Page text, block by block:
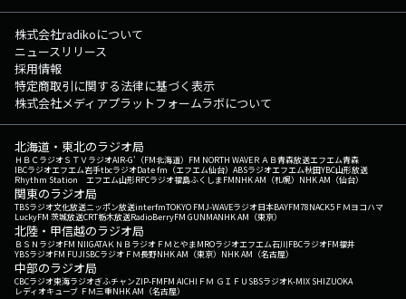
株式会社radikoについて
ニュースリリース
採用情報
特定商取引に関する法律に基づく表示
株式会社メディアプラットフォームラボについて
北海道・東北のラジオ局
ＨＢＣラジオＳＴＶラジオAIR-G'（FM北海道） FM NORTH WAVEＲＡＢ青森放送エフエム青森
IBCラジオエフエム岩手tbcラジオDate fm（エフエム仙台） ABSラジオエフエム秋田YBC山形放送
Rhythm Station エフエム山形RFCラジオ福島ふくしまFMNHK AM（札幌） NHK AM（仙台）
関東のラジオ局
TBSラジオ文化放送ニッポン放送interfmTOKYO FMJ-WAVEラジオ日本BAYFM78NACK5 ＦＭヨコハマ
LuckyFM 茨城放送CRT栃木放送RadioBerryFM GUNMANHK AM（東京）
北陸・甲信越のラジオ局
ＢＳＮラジオFM NIIGATAＫＮＢラジオ ＦＭとやまMROラジオエフエム石川FBCラジオFM福井
YBSラジオFM FUJISBCラジオ ＦＭ長野NHK AM（東京） NHK AM（名古屋）
中部のラジオ局
CBCラジオ東海ラジオぎふチャンZIP-FMFM AICHI ＦＭ ＧＩＦＵ SBSラジオK-MIX SHIZUOKA
レディオキューブ ＦＭ三重NHK AM（名古屋）